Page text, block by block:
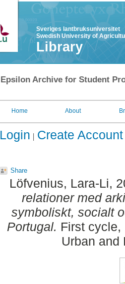
Sveriges lantbruksuniversitet
Swedish University of
Library
Epsilon Archive for Student
Home About
Login Create Account
Share
Löfvenius, Lara-Li,
relationer med
symboliskt, socialt
Portugal. First cycle,
Urban and